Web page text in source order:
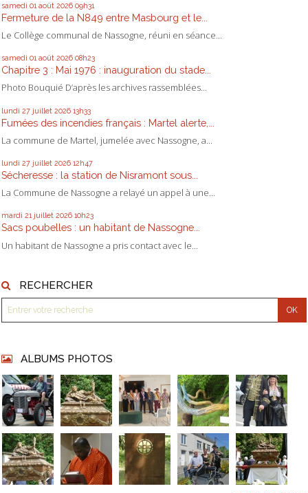
samedi 01 août 2026 09h31
Fermeture de la N849 entre Masbourg et le...
Le Collège communal de Nassogne, réuni en séance...
samedi 01 août 2026 08h23
Chapitre 3 : Mai 1976 : inauguration du stade...
Photo Bouquié D’après les archives rassemblées...
lundi 27 juillet 2026 13h33
Fumées des incendies français : Martel alerte,...
La commune de Martel, jumelée avec Nassogne, a...
lundi 27 juillet 2026 12h47
Sécheresse : la station de Nisramont sous...
La Commune de Nassogne a relayé un appel à une...
mardi 21 juillet 2026 10h23
Sacs poubelles : un habitant de Nassogne...
Un habitant de Nassogne a pris contact avec le...
RECHERCHER
ALBUMS PHOTOS